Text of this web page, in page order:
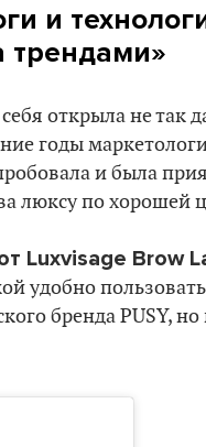
и
трендами»
открыла не так
годы
и была
люксу по хорошей
Luxvisage Brow
удобно
бренда PUSY,